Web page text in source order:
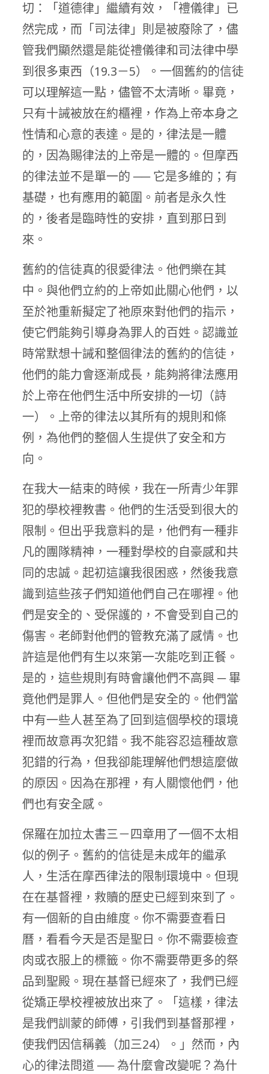
切：「道德律」繼續有效，「禮儀律」已
然完成，而「司法律」則是被廢除了，儘
管我們顯然還是能從禮儀律和司法律中學
到很多東西（19.3－5）。一個舊約的信徒
可以理解這一點，儘管不太清晰。畢竟，
只有十誡被放在約櫃裡，作為上帝本身之
性情和心意的表達。是的，律法是一體
的，因為賜律法的上帝是一體的。但摩西
的律法並不是單一的 ── 它是多維的；有
基礎，也有應用的範圍。前者是永久性
的，後者是臨時性的安排，直到那日到
來。
舊約的信徒真的很愛律法。他們樂在其
中。與他們立約的上帝如此關心他們，以
至於祂重新擬定了祂原來對他們的指示，
使它們能夠引導身為罪人的百姓。認識並
時常默想十誡和整個律法的舊約的信徒，
他們的能力會逐漸成長，能夠將律法應用
於上帝在他們生活中所安排的一切（詩
一）。上帝的律法以其所有的規則和條
例，為他們的整個人生提供了安全和方
向。
在我大一結束的時候，我在一所青少年罪
犯的學校裡教書。他們的生活受到很大的
限制。但出乎我意料的是，他們有一種非
凡的團隊精神，一種對學校的自豪感和共
同的忠誠。起初這讓我很困惑，然後我意
識到這些孩子們知道他們自己在哪裡。他
們是安全的、受保護的，不會受到自己的
傷害。老師對他們的管教充滿了感情。也
許這是他們有生以來第一次能吃到正餐。
是的，這些規則有時會讓他們不高興 ─ 畢
竟他們是罪人。但他們是安全的。他們當
中有一些人甚至為了回到這個學校的環境
裡而故意再次犯錯。我不能容忍這種故意
犯錯的行為，但我卻能理解他們想這麼做
的原因。因為在那裡，有人關懷他們，他
們也有安全感。
保羅在加拉太書三－四章用了一個不太相
似的例子。舊約的信徒是未成年的繼承
人，生活在摩西律法的限制環境中。但現
在在基督裡，救贖的歷史已經到來到了。
有一個新的自由維度。你不需要查看日
曆，看看今天是否是聖日。你不需要檢查
肉或衣服上的標籤。你不需要帶更多的祭
品到聖殿。現在基督已經來了，我們已經
從矯正學校裡被放出來了。「這樣，律法
是我們訓蒙的師傅，引我們到基督那裡，
使我們因信稱義（加三24）。」然而，內
心的律法問道 ── 為什麼會改變呢？為什